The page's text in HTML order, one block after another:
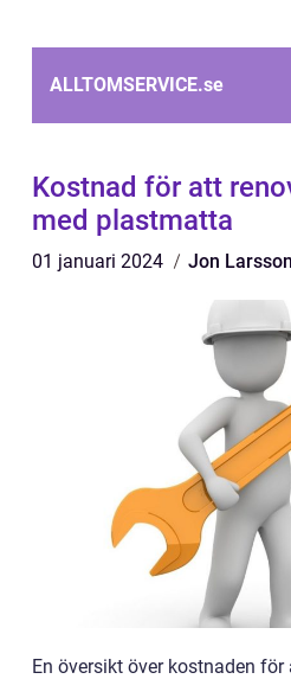
ALLTOMSERVICE.se
Kostnad för att
med plastmatta
01 januari 2024 Jon Larsson
En översikt över kostnaden